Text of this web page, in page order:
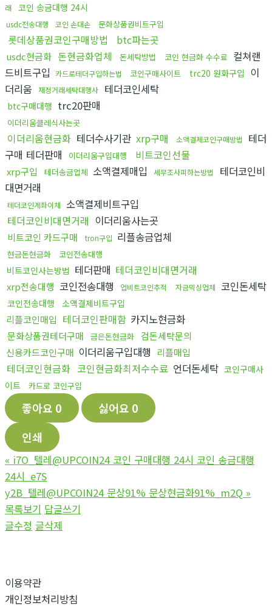
래
코인 송금대행 24시
usdc전송대행 코인 손대손 문화상품권비트구입
롯데상품권코인구매방법 btc파는곳
usdc현금화 돈현금화업체 돈세탁방법 코인 현금화 수수료 컬쳐랜
드비트구입 카드로테더구입하는법 코인구매사이트 trc20 원화구입 이
더리움
재정거래세탁대행사 테더코인세탁
btc구매대행 trc20판매
이더리움클레식사는곳
이더리움현금화 테더수사기관 xrp구매 소액결제코인구매방법
테더
구매 테더판매
이더리움구입대행 비트코인선물
xrp구입 테더송금업체 소액결제매입 세무조사피하는방법
테더코인비
대면거래
테더코인계좌이체 소액결제비트구입
테더코인비대면거래 이더리움사는곳
비트코인 카드구매 tron구입 리플송금업체
현금돈현금화 코인전송대행
비트코인사는방법 테더판매 테더코인비대면거래
xrp전송대행 코인전송대행 업비트코인추적 자금믹싱업체 코인돈세탁
코인전송대행 소액결제비트구입
리플코인매입 테더코인판매함 카지노현금화
문화상품권테더구매 금은돈현금화
검돈세탁문의
신용카드코인구매 이더리움구입대행 리플매입
테더코인현금화 코인현금화최저수수료 언더돈세탁 코인구매사
이트
카드로 코인구입
좋아요 0 싫어요 0
인쇄
« i7O_텔레@UPCOIN24 코인 구매대행 24시 코인 송금대행
24시_e7S
y2B_텔레@UPCOIN24 문상91% 문상현금화91%_m2Q »
목록보기 답글쓰기
글수정 글삭제
이용약관
개인정보처리방침